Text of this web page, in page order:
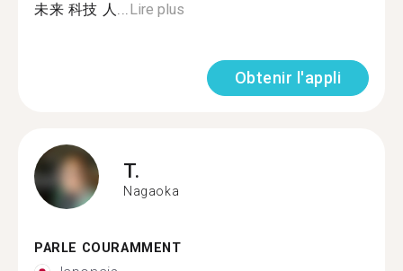
未来 科技 人...Lire plus
Obtenir l'appli
T.
Nagaoka
PARLE COURAMMENT